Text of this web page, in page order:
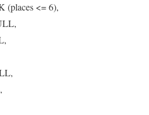
(places <= 6),